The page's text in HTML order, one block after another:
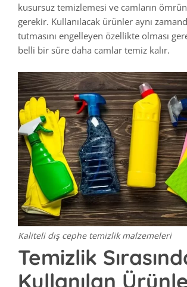
kusursuz temizlemesi ve camların
gerekir. Kullanılacak ürünler aynı
tutmasını engelleyen özellikte olması
belli bir süre daha camlar temiz kalır.
Kaliteli dış cephe temizlik malzemeleri
Temizlik
Kullanılan